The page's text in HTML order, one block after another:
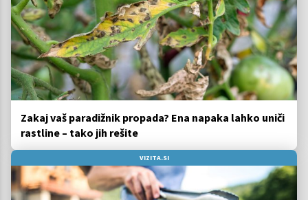
Zakaj vaš paradižnik propada? Ena napaka lahko uniči
rastline – tako jih rešite
VIZITA.SI